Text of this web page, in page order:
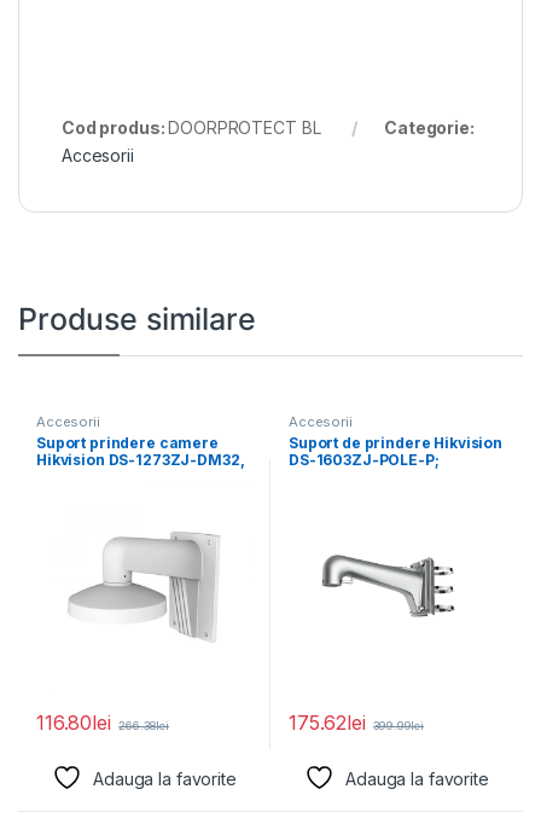
Cod produs:DOORPROTECT BL
Categorie:
Accesorii
Produse similare
Accesorii
Suport prindere camere
Hikvision DS-1273ZJ-DM32,
116.80lei 266.38lei
Adauga la favorite
Accesorii
Suport de prindere Hikvision
DS-1603ZJ-POLE-P;
175.62lei 399.99lei
Adauga la favorite